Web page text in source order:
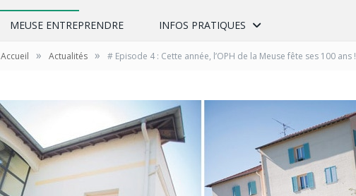
MEUSE ENTREPRENDRE INFOS PRATIQUES
Accueil » Actualités » # Episode 4 : Cette année, l’OPH de la Meuse fête ses 100 ans !